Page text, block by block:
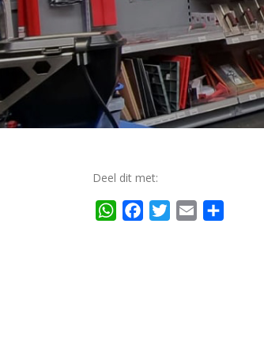
Deel dit met:
WhatsAppFacebookTwitterEmail